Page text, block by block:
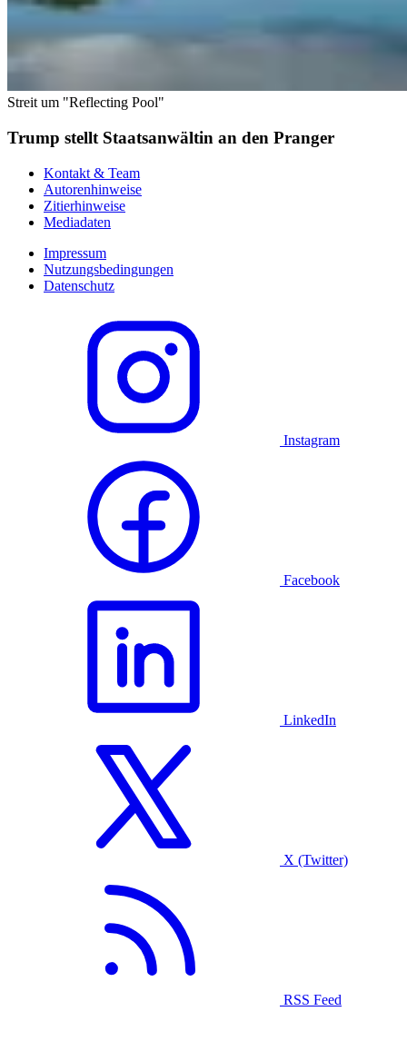
Streit um "Reflecting Pool"
Trump stellt Staatsanwältin an den Pranger
Kontakt & Team
Autorenhinweise
Zitierhinweise
Mediadaten
Impressum
Nutzungsbedingungen
Datenschutz
Instagram
Facebook
LinkedIn
X (Twitter)
RSS Feed